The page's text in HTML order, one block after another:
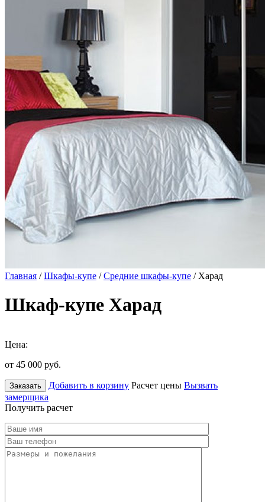
Главная /Шкафы-купе /Средние шкафы-купе / Харад
Шкаф-купе Харад
Цена:
от 45 000 руб.
Заказать Добавить в корзину Расчет цены Вызвать
замерщика
Получить расчет